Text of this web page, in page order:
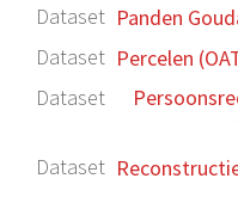
Dataset Panden
Dataset Percelen
Dataset
Dataset